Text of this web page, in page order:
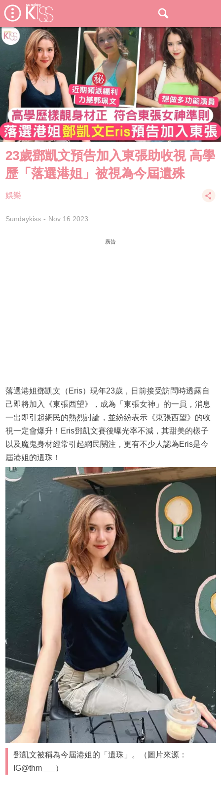
23歲鄧凱文預告加入東張助收視 高學
歷「落選港姐」被視為今屆遺殊
娛樂
Sundaykiss Nov 16 2023
廣告
落選港姐鄧凱文（Eris）現年23歲，日前接受訪問時透露自
己即將加入《東張西望》，成為「東張女神」的一員，消息
一出即引起網民的熱烈討論，並紛紛表示《東張西望》的收
視一定會爆升！Eris鄧凱文賽後曝光率不減，其甜美的樣子
以及魔鬼身材經常引起網民關注，更有不少人認為Eris是今
屆港姐的遺珠！
鄧凱文被稱為今屆港姐的「遺珠」。（圖片來源：
IG@thm___）